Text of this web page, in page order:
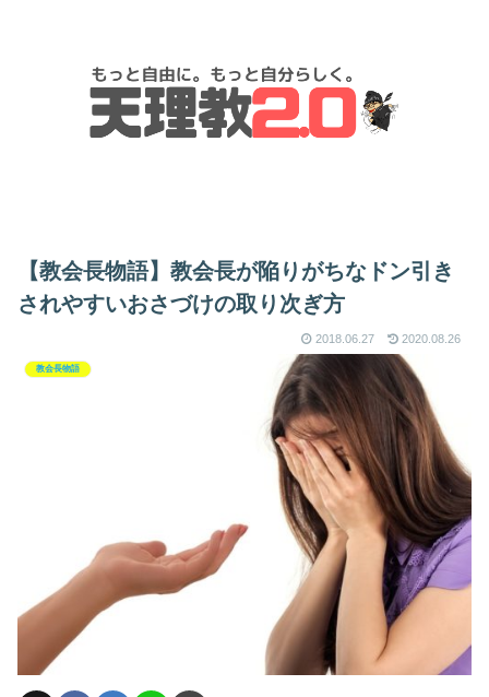
【教会長物語】教会長が陥りがちなドン引き
されやすいおさづけの取り次ぎ方
2018.06.27 2020.08.26
教会長物語